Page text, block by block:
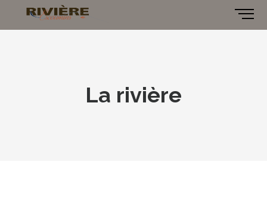
La rivière